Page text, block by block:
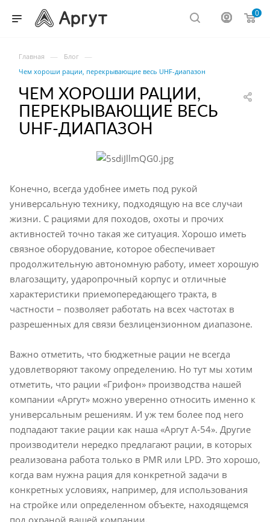
0
Главная — Блог —
Чем хороши рации, перекрывающие весь UHF-диапазон
ЧЕМ ХОРОШИ РАЦИИ,
ПЕРЕКРЫВАЮЩИЕ ВЕСЬ
UHF-ДИАПАЗОН
Конечно, всегда удобнее иметь под рукой
универсальную технику, подходящую на все случаи
жизни. С рациями для походов, охоты и прочих
активностей точно такая же ситуация. Хорошо иметь
связное оборудование, которое обеспечивает
продолжительную автономную работу, имеет хорошую
влагозащиту, ударопрочный корпус и отличные
характеристики приемопередающего тракта, в
частности – позволяет работать на всех частотах в
разрешенных для связи безлицензионном диапазоне.
Важно отметить, что бюджетные рации не всегда
удовлетворяют такому определению. Но тут мы хотим
отметить, что рации «Грифон» производства нашей
компании «Аргут» можно уверенно относить именно к
универсальным решениям. И уж тем более под него
подпадают такие рации как наша «Аргут А-54». Другие
производители нередко предлагают рации, в которых
реализована работа только в PMR или LPD. Это хорошо,
когда вам нужна рация для конкретной задачи в
конкретных условиях, например, для использования
на стройке или определенном объекте, находящемся
под охраной вашей компании.